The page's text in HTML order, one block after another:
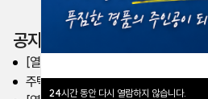
24시간 동안 다시 열람하지 않습니다.
공지사항
[열린노동조합] 주거안정 대출 제도 안
주택안정대출 시행 여부 전조합원 투